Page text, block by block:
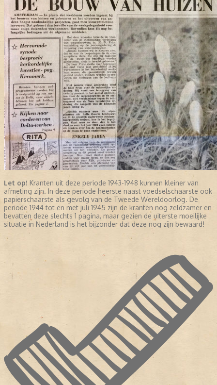
Let op! Kranten uit deze periode 1943-1948 kunnen kleiner van
afmeting zijn. In deze periode heerste naast voedselschaarste ook
papierschaarste als gevolg van de Tweede Wereldoorlog. De
periode 1944 tot en met juli 1945 zijn de kranten nog zeldzamer en
bevatten deze slechts 1 pagina, maar gezien de uiterste moeilijke
situatie in Nederland is het bijzonder dat deze nog zijn bewaard!